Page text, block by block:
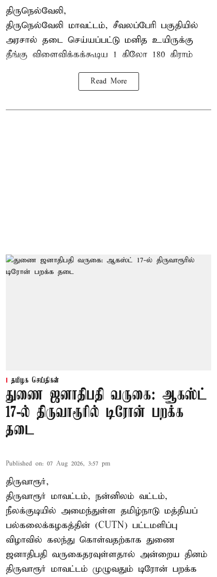
திருநெல்வேலி,
திருநெல்வேலி மாவட்டம், சீவலப்பேரி பகுதியில்
அரசால் தடை செய்யப்பட்டு மனித உயிருக்கு
தீங்கு விளைவிக்கக்கூடிய 1 கிலோ 180 கிராம்
Read More
தமிழக செய்திகள்
துணை ஜனாதிபதி வருகை: ஆகஸ்ட்
17-ல் திருவாரூரில் டிரோன் பறக்க
தடை
Published on: 07 Aug 2026, 3:57 pm
திருவாரூர்,
திருவாரூர் மாவட்டம், நன்னிலம் வட்டம்,
நீலக்குடியில் அமைந்துள்ள தமிழ்நாடு மத்தியப்
பல்கலைக்கழகத்தின் (CUTN) பட்டமளிப்பு
விழாவில் கலந்து கொள்வதற்காக துணை
ஜனாதிபதி வருகைதரவுள்ளதால் அன்றைய தினம்
திருவாரூர் மாவட்டம் முழுவதும் டிரோன் பறக்க